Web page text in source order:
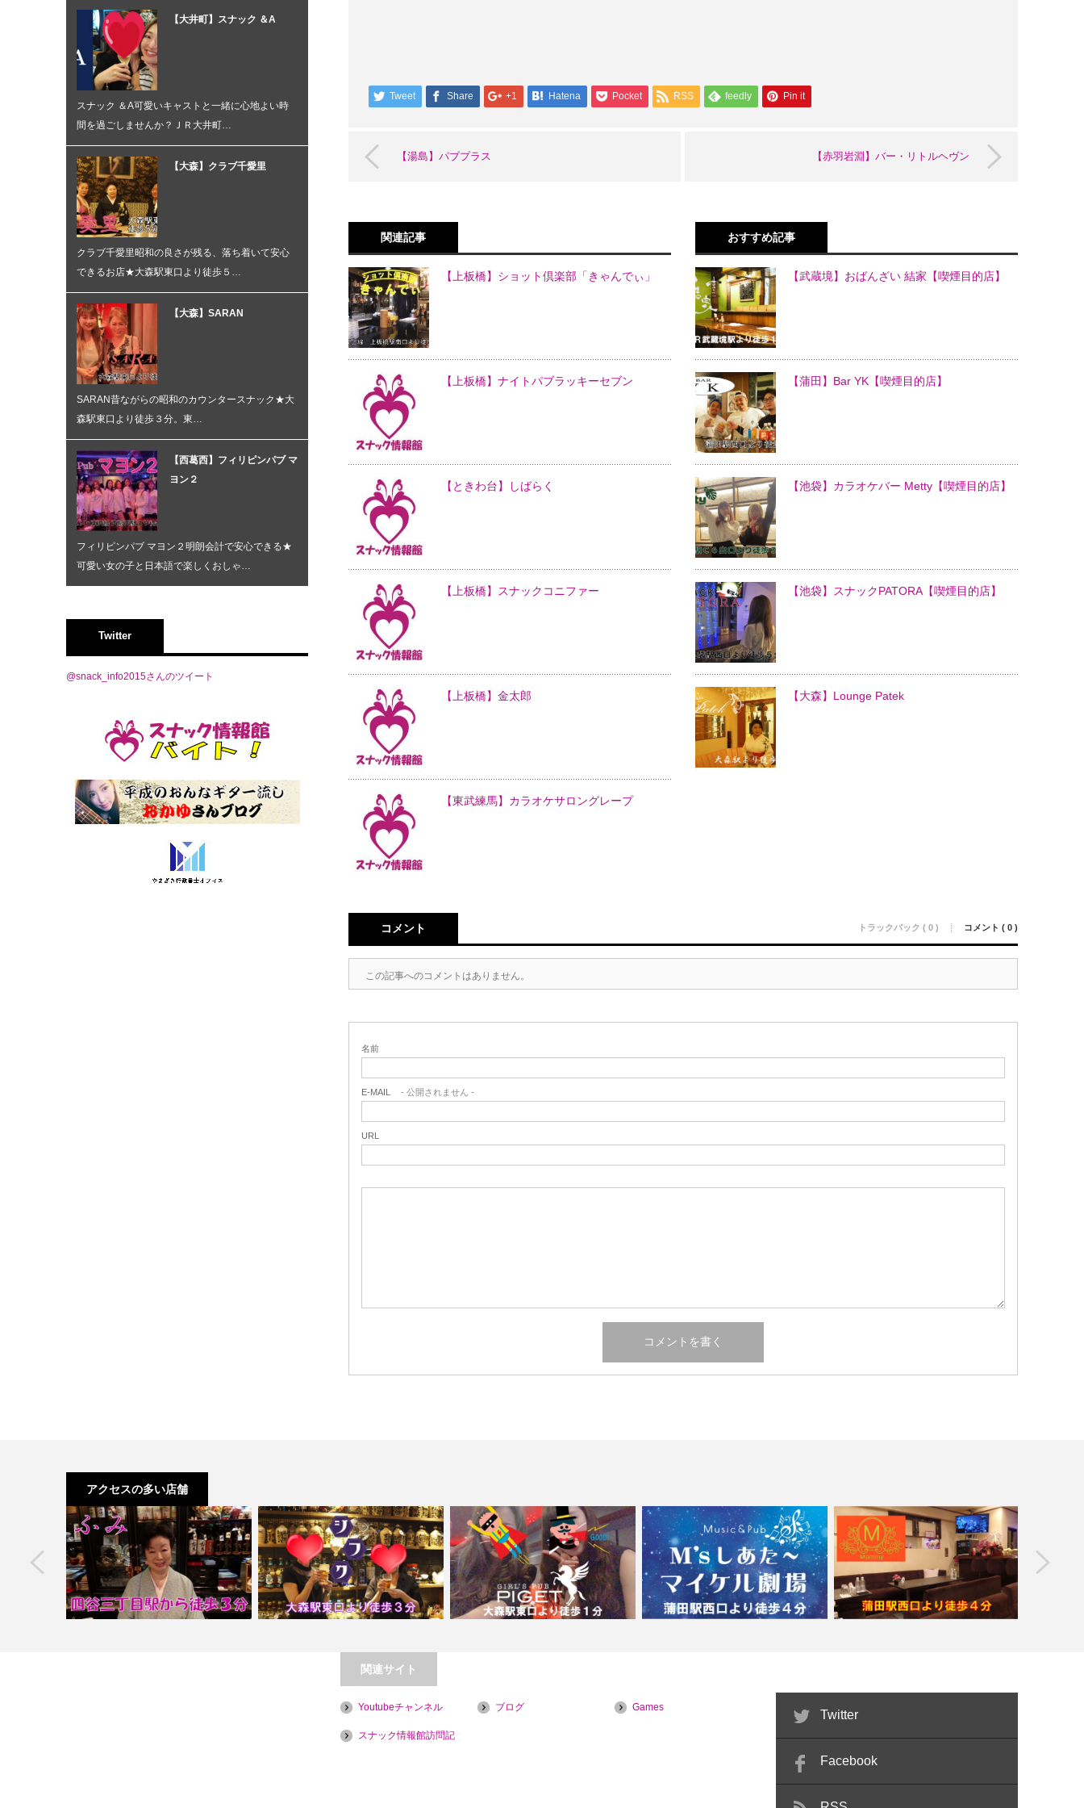
Tweet Share +1 Hatena Pocket RSS feedly Pin it
【湯島】パブプラス 【赤羽岩淵】バー・リトルヘヴン
関連記事
【上板橋】ショット倶楽部「きゃんでぃ」
【上板橋】ナイトパブラッキーセブン
【ときわ台】しばらく
【上板橋】スナックコニファー
【上板橋】金太郎
【東武練馬】カラオケサロングレープ
おすすめ記事
【武蔵境】おばんざい 結家【喫煙目的店】
【蒲田】Bar YK【喫煙目的店】
【池袋】カラオケバー Metty【喫煙目的店】
【池袋】スナックPATORA【喫煙目的店】
【大森】Lounge Patek
コメント トラックバック ( 0 ) コメント ( 0 )
この記事へのコメントはありません。
名前
E-MAIL - 公開されません -
URL
【大井町】スナック ＆A
スナック ＆A可愛いキャストと一緒に心地よい時
間を過ごしませんか？ＪＲ大井町…
【大森】クラブ千愛里
クラブ千愛里昭和の良さが残る、落ち着いて安心
できるお店★大森駅東口より徒歩５…
【大森】SARAN
SARAN昔ながらの昭和のカウンタースナック★大
森駅東口より徒歩３分。東…
【西葛西】フィリピンパブ マ
ヨン２
フィリピンパブ マヨン２明朗会計で安心できる★
可愛い女の子と日本語で楽しくおしゃ…
Twitter
@snack_info2015さんのツイート
アクセスの多い店舗
【大森】スナック シフク 【大森】ガールズパブPIGET（ピゲ） 【蒲田】Ｍ’ｓしあた～マイケル劇場
【蒲田】Ｍａｍｍｙ（マミー）【喫煙
関連サイト
Youtubeチャンネル ブログ Games
スナック情報館訪問記
Twitter
Facebook